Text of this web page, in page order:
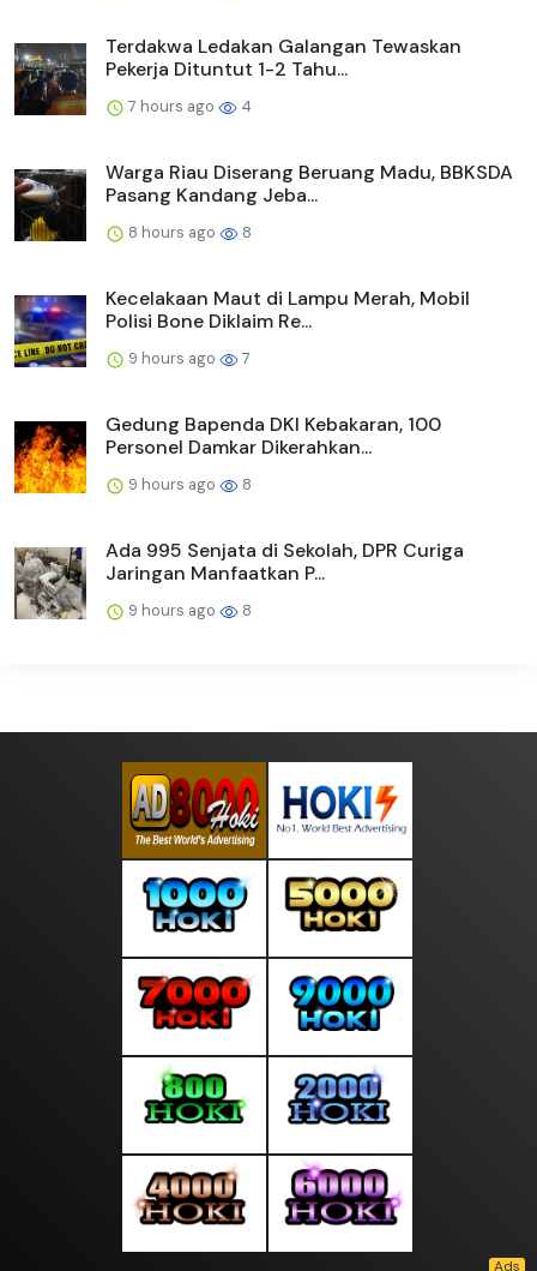
Terdakwa Ledakan Galangan Tewaskan
Pekerja Dituntut 1-2 Tahu...
7 hours ago 4
Warga Riau Diserang Beruang Madu, BBKSDA
Pasang Kandang Jeba...
8 hours ago 8
Kecelakaan Maut di Lampu Merah, Mobil
Polisi Bone Diklaim Re...
9 hours ago 7
Gedung Bapenda DKI Kebakaran, 100
Personel Damkar Dikerahkan...
9 hours ago 8
Ada 995 Senjata di Sekolah, DPR Curiga
Jaringan Manfaatkan P...
9 hours ago 8